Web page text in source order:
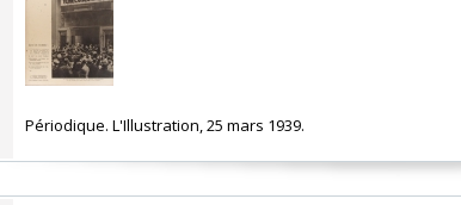
‎Périodique. L'Illustration, 25 mars 1939.‎